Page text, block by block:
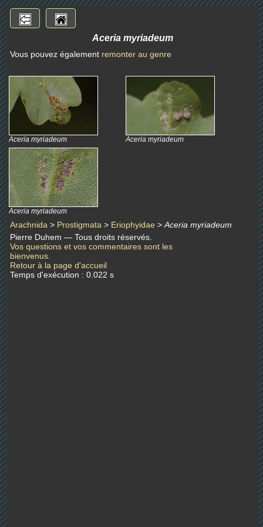
Aceria myriadeum
Vous pouvez également remonter au genre
Aceria myriadeum
Aceria myriadeum
Aceria myriadeum
Arachnida > Prostigmata > Eriophyidae > Aceria myriadeum
Pierre Duhem — Tous droits réservés.
Vos questions et vos commentaires sont les
bienvenus.
Retour à la page d'accueil
Temps d'exécution : 0.022 s